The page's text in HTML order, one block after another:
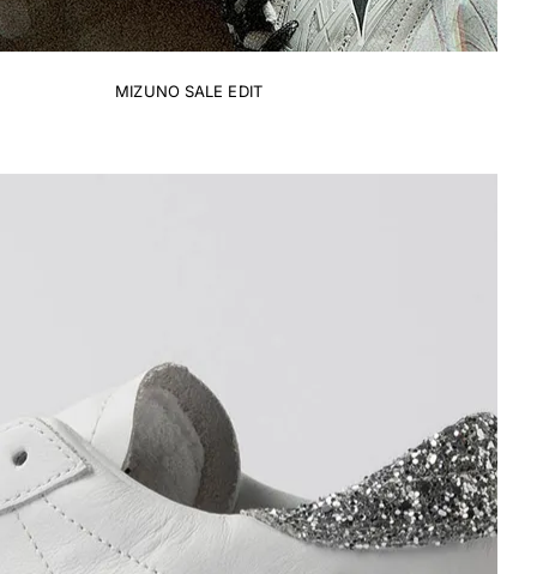
MIZUNO SALE EDIT